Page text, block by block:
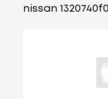
nissan